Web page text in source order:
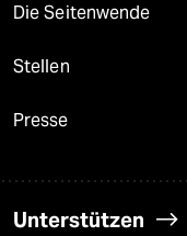
Die Seitenwende
Stellen
Presse
Unterstützen